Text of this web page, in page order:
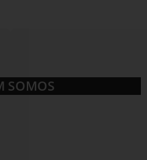
SOMOS